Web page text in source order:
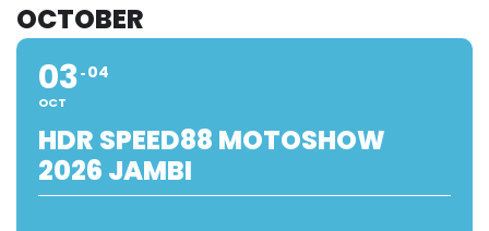
OCTOBER
03
OCT
04
HDR SPEED88 MOTOSHOW
2026 JAMBI